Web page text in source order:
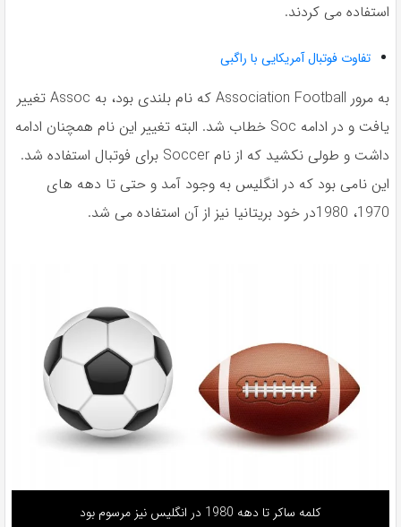
استفاده مى كردند.
تفاوت فوتبال آمریکایی با راگبی
به مرور Association Football كه نام بلندى بود، به Assoc تغيير
يافت و در ادامه Soc خطاب شد. البته تغيير اين نام همچنان ادامه
داشت و طولى نكشيد كه از نام Soccer براى فوتبال استفاده شد.
اين نامى بود كه در انگليس به وجود آمد و حتى تا دهه هاى
1970، 1980در خود بريتانيا نيز از آن استفاده مى شد.
کلمه ساکر تا دهه 1980 در انگلیس نیز مرسوم بود